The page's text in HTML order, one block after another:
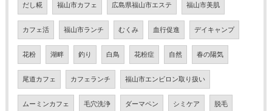
だし糀 福山市カフェ 広島県福山市エステ 福山市美肌
カフェ活 福山市ランチ むくみ 血行促進 デイキャンプ
花粉 湖畔 釣り 白鳥 花粉症 自然 春の陽気
尾道カフェ カフェランチ 福山市エンビロン取り扱い
ムーミンカフェ 毛穴洗浄 ダーマペン シミケア 脱毛